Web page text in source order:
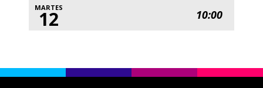
MARTES
12 10:00